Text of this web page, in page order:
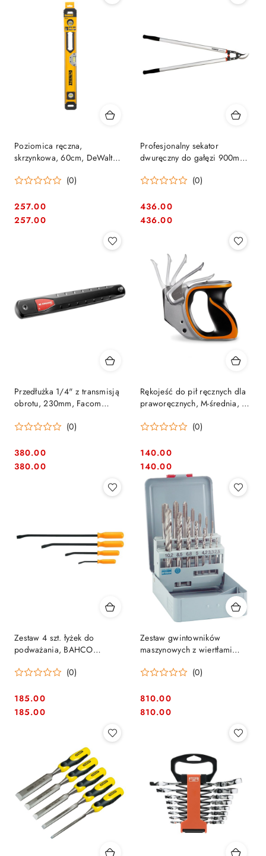
Poziomica ręczna,
skrzynkowa, 60cm, DeWalt
(0)
Cena:
257.00
Cena:
257.00
Profesjonalny sekator
dwuręczny do gałęzi 900mm,
(0)
Cena:
436.00
Cena:
436.00
Przedłużka 1/4" z transmisją
obrotu, 230mm, Facom
(0)
Cena:
380.00
Cena:
380.00
Rękojeść do pił ręcznych dla
praworęcznych, M-średnia, z
brzeszczotów, Ergo BAHCO
(0)
Cena:
140.00
Cena:
140.00
Zestaw 4 szt. łyżek do
podważania, BAHCO
(0)
Cena:
185.00
Cena:
185.00
Zestaw gwintowników
maszynowych z wiertłami
Alpen [0070800014100]
(0)
Cena:
810.00
Cena:
810.00